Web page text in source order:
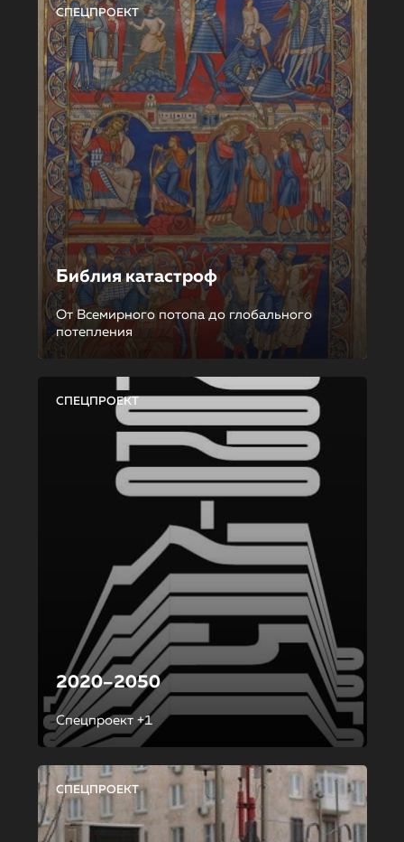
СПЕЦПРОЕКТ
Библия катастроф
От Всемирного потопа до глобального
потепления
СПЕЦПРОЕКТ
2020–2050
Спецпроект +1
СПЕЦПРОЕКТ